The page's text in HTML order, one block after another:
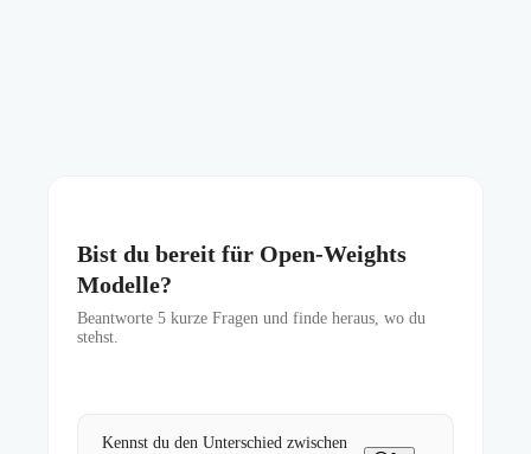
Bist du bereit für Open-Weights
Modelle?
Beantworte 5 kurze Fragen und finde heraus, wo du
stehst.
Kennst du den Unterschied zwischen